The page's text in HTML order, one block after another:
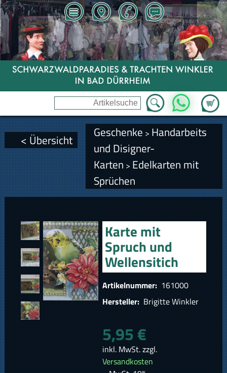
Zum
WhatsApp
< Übersicht Geschenke > Handarbeits
und Disigner-
Karten > Edelkarten mit
Sprüchen
Karte mit
Spruch und
Wellensitich
Artikelnummer: 161000
Hersteller: Brigitte Winkler
5,95 €
inkl. MwSt. zzgl.
Versandkosten